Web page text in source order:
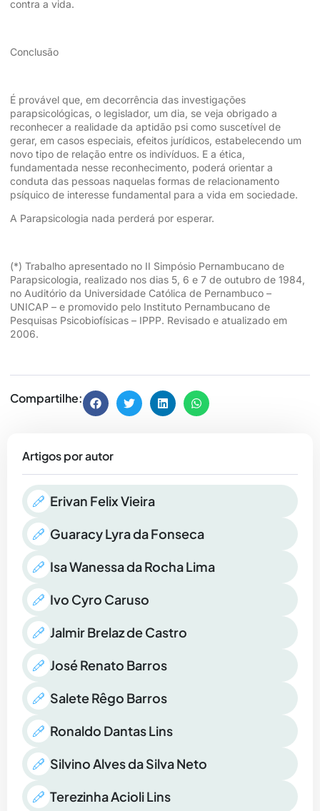
contra a vida.
Conclusão
É provável que, em decorrência das investigações
parapsicológicas, o legislador, um dia, se veja obrigado a
reconhecer a realidade da aptidão psi como suscetível de
gerar, em casos especiais, efeitos jurídicos, estabelecendo um
novo tipo de relação entre os indivíduos. E a ética,
fundamentada nesse reconhecimento, poderá orientar a
conduta das pessoas naquelas formas de relacionamento
psíquico de interesse fundamental para a vida em sociedade.
A Parapsicologia nada perderá por esperar.
(*) Trabalho apresentado no II Simpósio Pernambucano de
Parapsicologia, realizado nos dias 5, 6 e 7 de outubro de 1984,
no Auditório da Universidade Católica de Pernambuco –
UNICAP – e promovido pelo Instituto Pernambucano de
Pesquisas Psicobiofísicas – IPPP. Revisado e atualizado em
2006.
Compartilhe:
Artigos por autor
Erivan Felix Vieira
Guaracy Lyra da Fonseca
Isa Wanessa da Rocha Lima
Ivo Cyro Caruso
Jalmir Brelaz de Castro
José Renato Barros
Salete Rêgo Barros
Ronaldo Dantas Lins
Silvino Alves da Silva Neto
Terezinha Acioli Lins